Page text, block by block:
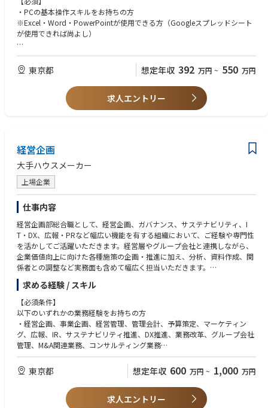
・庶務業務全般（押印、承認等）
・車両管理（社用車の維持管理、予約管理等）
・宅建業に関する管理業務
・物品購入、手配
・その他、総務部門における各種業務
総務部メンバーは17名程度（うち6割が女性）。
年齢層は20代前半～30代前半が中心で比較的若いメンバーが多く新卒と中
・PCの基本操作スキルをお持ちの方
※Excel・Word・PowerPointが使用できる方（Googleスプレッドシート
が使用できれば尚よし）
【歓迎】
・営業経験者の方
・総務、庶務業務の実務経験 (業界不問)
・宅建士資格保有者
・車両管理の経験がある方
・多岐にわたる業務を効率的に遂行できる方
・成長意欲が高く、より活躍できる環境を求めている方
東京都 想定年収 392 万円 ~ 550 万円
求人エントリー
経営企画
大手ハウスメーカー
上場企業
仕事内容
経営企画部総合職として、経営企画、ガバナンス、サステナビリティ、I
T・DX、広報・PRなど幅広い機能を有する組織において、ご経験や専門性
を活かしてご活躍いただきます。経営層やグループ会社と連携しながら、
企業価値向上に向けた各種施策の企画・推進に加え、分析、資料作成、関
係者との調整など実務面も含めて幅広く担当いただきます。
〇主な業務内容
・市場分析、競合分析、自社分析・経営分析および経営戦略の立案
・グループ会社管理及びガバナンス強化・IR、広報、PR業務
・コーポレートブランディングおよびマーケティング施策の企画・推進
・サステナビリティ関連施策の企画
・立案・DX推進および業務改革・経営会議、取締役会資料等の作成
・その他企業価値向上に関する各種施策の企画、推進など
求める経験 / スキル
【必須条件】
以下のいずれかの業務経験をお持ちの方
・経営企画、事業企画、経営管理、管理会計、予算策定、マーケティン
グ、広報、IR、サステナビリティ推進、DX推進、業務改革、グループ会社
管理、M&A関連業務、コンサルティング業務
【歓迎条件】
経営企画、事業企画、経営管理等の経験コンサルティングファームまたは
事業会社の企画部門での経験IR、広報、サステナビリティ、DX推進等の経
東京都 想定年収 600 万円 ~ 1,000 万円
求人エントリー